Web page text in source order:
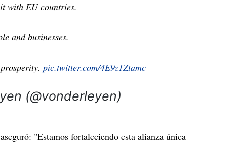
with EU countries.
and businesses.
pic.twitter.com/4E9z1Ztamc
(@vonderleyen)
"Estamos fortaleciendo esta alianza única